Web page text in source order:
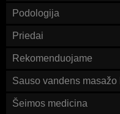
Podologija
Priedai
Rekomenduojame
Sauso vandens masažo
Šeimos medicina